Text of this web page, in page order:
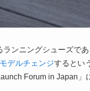
ランニングシューズで
デルチェンジするとい
Forum in Japan